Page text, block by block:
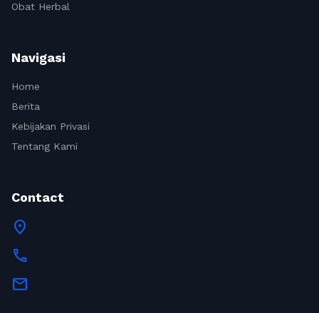
Obat Herbal
Navigasi
Home
Berita
Kebijakan Privasi
Tentang Kami
Contact
location_on
call
mail